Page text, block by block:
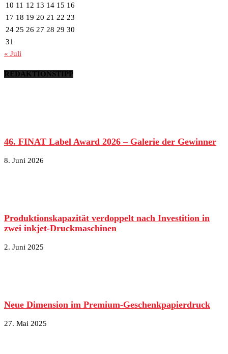
10 11 12 13 14 15 16
17 18 19 20 21 22 23
24 25 26 27 28 29 30
31
« Juli
REDAKTIONSTIPP
46. FINAT Label Award 2026 – Galerie der Gewinner
8. Juni 2026
Produktionskapazität verdoppelt nach Investition in
zwei inkjet-Druckmaschinen
2. Juni 2025
Neue Dimension im Premium-Geschenkpapierdruck
27. Mai 2025